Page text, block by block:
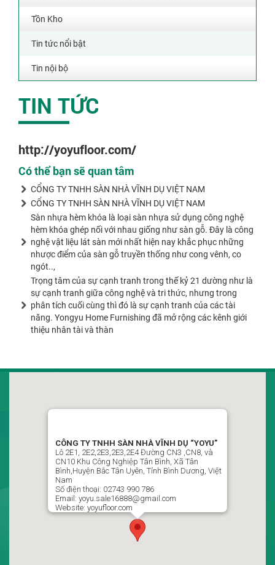
Tồn Kho
Tin tức nổi bật
Tin nội bộ
TIN TỨC
http://yoyufloor.com/
Có thể bạn sẽ quan tâm
CỔNG TY TNHH SÀN NHÀ VĨNH DỤ VIỆT NAM
CỔNG TY TNHH SÀN NHÀ VĨNH DỤ VIỆT NAM
Sàn nhựa hèm khóa là loại sàn nhựa sử dụng công nghệ
hèm khóa ghép nối với nhau giống như sàn gỗ. Đây là công
nghệ vật liệu lát sàn mới nhất hiện nay khắc phục những
nhược điểm của sàn gỗ truyền thống như cong vênh, co
ngót..,
Trọng tâm của sự cạnh tranh trong thế kỷ 21 dường như là
sự cạnh tranh giữa công nghệ và tri thức, nhưng trong
phân tích cuối cùng thì đó là sự cạnh tranh của các tài
năng. Yongyu Home Furnishing đã mở rộng các kênh giới
thiệu nhân tài và thàn
“YOYU”
Phường Vĩnh Tân , Thành Phố Hồ Chí Minh, Việt Nam
02743 990 786 / 0988499951 Ms : Ngọc Thủy P Kinh Doanh
yoyu.sale16888@gmail.com
Theo dõi chúng tôi trên
CÔNG TY TNHH SÀN NHÀ VĨNH DỤ “YOYU”
Lô 2E1, 2E2,2E3,2E3,2E4 Đường CN3 ,CN8, và
CN10 Khu Công Nghiệp Tân Bình, Xã Tân
Bình,Huyện Bắc Tân Uyên, Tỉnh Bình Dương, Việt
Nam
Số điện thoại: 02743 990 786
Email: yoyu.sale16888@gmail.com
Website: yoyufloor.com